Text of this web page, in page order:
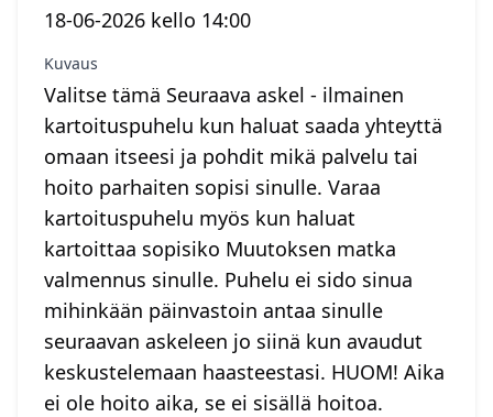
18-06-2026 kello 14:00
Kuvaus
Valitse tämä Seuraava askel - ilmainen
kartoituspuhelu kun haluat saada yhteyttä
omaan itseesi ja pohdit mikä palvelu tai
hoito parhaiten sopisi sinulle. Varaa
kartoituspuhelu myös kun haluat
kartoittaa sopisiko Muutoksen matka
valmennus sinulle. Puhelu ei sido sinua
mihinkään päinvastoin antaa sinulle
seuraavan askeleen jo siinä kun avaudut
keskustelemaan haasteestasi. HUOM! Aika
ei ole hoito aika, se ei sisällä hoitoa.